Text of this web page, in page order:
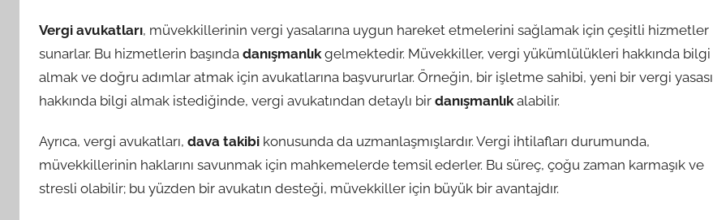
Vergi avukatları, müvekkillerinin vergi yasalarına uygun hareket etmelerini sağlamak için çeşitli hizmetler
sunarlar. Bu hizmetlerin başında danışmanlık gelmektedir. Müvekkiller, vergi yükümlülükleri hakkında bilgi
almak ve doğru adımlar atmak için avukatlarına başvururlar. Örneğin, bir işletme sahibi, yeni bir vergi yasası
hakkında bilgi almak istediğinde, vergi avukatından detaylı bir danışmanlık alabilir.
Ayrıca, vergi avukatları, dava takibi konusunda da uzmanlaşmışlardır. Vergi ihtilafları durumunda,
müvekkillerinin haklarını savunmak için mahkemelerde temsil ederler. Bu süreç, çoğu zaman karmaşık ve
stresli olabilir; bu yüzden bir avukatın desteği, müvekkiller için büyük bir avantajdır.